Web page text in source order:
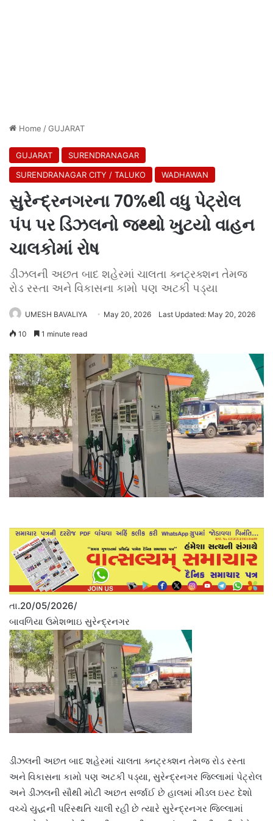
Home /GUJARAT
GUJARAT
SURENDRANAGAR
SURENDRANAGAR CITY / TALUKO
WADHAWAN
સુરેન્દ્રનગરના 70%થી વધુ પેટ્રોલ
પંપ પર ડિઝલનો જથ્થો ખુટયો વાહન
ચાલકોમાં રોષ
ડીઝલની અછત બાદ શહેરમાં ચાલતા ક્નટ્રક્શન તેમજ
રોડ રસ્તા અને વિકાસના કામો પણ અટકી પડ્યા
UMESH BAVALIYA May 20, 2026 Last Updated: May 20, 2026
10 1 minute read
તા.20/05/2026/
બાવળિયા ઉમેશભાઇ સુરેન્દ્રનગર
ડીઝલની અછત બાદ શહેરમાં ચાલતા ક્નટ્રક્શન તેમજ રોડ રસ્તા
અને વિકાસના કામો પણ અટકી પડ્યા, સુરેન્દ્રનગર જિલ્લામાં પેટ્રોલ
અને ડીઝલની સૌથી મોટી અછત સર્જાઈ છે હાલમાં મીડલ ઇસ્ટ દેશો
વચ્ચે યુદ્ધની પરિસ્થતિ ચાલી રહી છે ત્યારે સુરેન્દ્રનગર જિલ્લામાં